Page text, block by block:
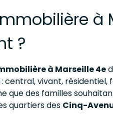
à
?
à Marseille 4e
central, vivant,
des familles
quartiers des Cinq-